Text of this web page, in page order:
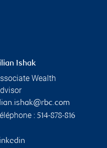
Ishak
Wealth
: 514-878-816